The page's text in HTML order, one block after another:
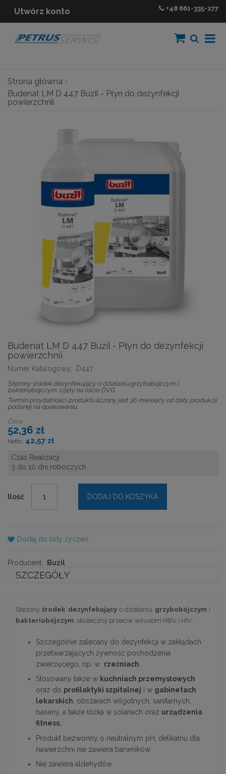
Utwórz konto +48 661-335-277
Strona główna
Budenat LM D 447 Buzil - Płyn do dezynfekcji
powierzchnii
Budenat LM D 447 Buzil - Płyn do dezynfekcji
powierzchnii
Numer Katalogowy: D447
Stężony środek dezynfekujący o działaniu grzybobójczym i
bakteriobójczym. Ujęty na liście DVG.
Termin przydatności produktu liczony jest 36 miesięcy od daty produkcji
podanej na opakowaniu.
Cena
52,36 zł
42,57 zł
Czas Realizacji:
3 do 10 dni roboczych
Ilość DODAJ DO KOSZYKA
Dodaj do listy życzeń
Producent: Buzil
SZCZEGÓŁY
Stężonyśrodek dezynfekującyo działaniu grzybobójczym i
bakteriobójczym , skuteczny przeciw wirusom HBV i HIV.
Szczególnie zalecany do dezynfekcji w zakłądach
przetwarzających żywność pochodzenia
zwierzęcego, np. w rzeźniach
Stosowany także w kuchniach przemysłowych
oraz do profilaktyki szpitalnej i w gabinetach
lekarskich , obszarach wilgotnych, sanitarnych,
baseny, a także łóżka w solariach oraz urządzenia
fitness.
Produkt bezwonny o neutralnym pH, delikatnu dla
nawierzchni nie zawiera barwników.
Nie zawiera aldehydów